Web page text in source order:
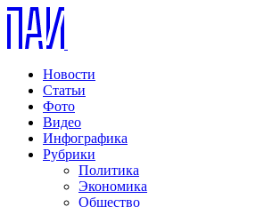
Новости
Статьи
Фото
Видео
Инфографика
Рубрики
Политика
Экономика
Общество